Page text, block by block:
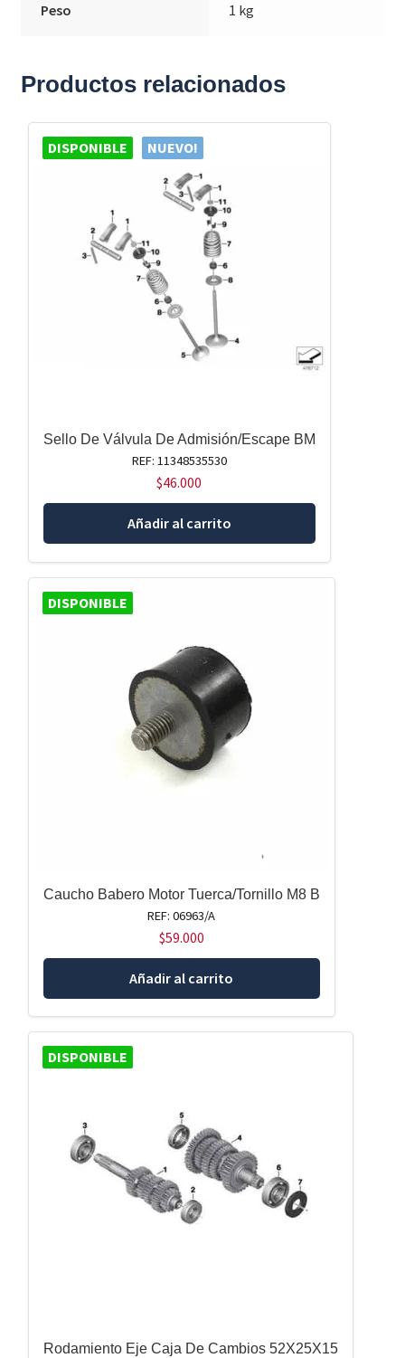
Peso 1 kg
Productos relacionados
DISPONIBLE NUEVO!
Sello De Válvula De Admisión/Escape BM
REF: 11348535530
$46.000
Añadir al carrito
DISPONIBLE
Caucho Babero Motor Tuerca/Tornillo M8 B
REF: 06963/A
$59.000
Añadir al carrito
DISPONIBLE
Rodamiento Eje Caja De Cambios 52X25X15